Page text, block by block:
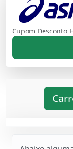
Cupom Desconto